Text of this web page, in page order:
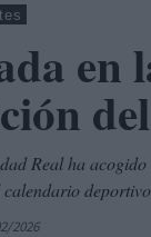
en
Real ha
calendario
2026